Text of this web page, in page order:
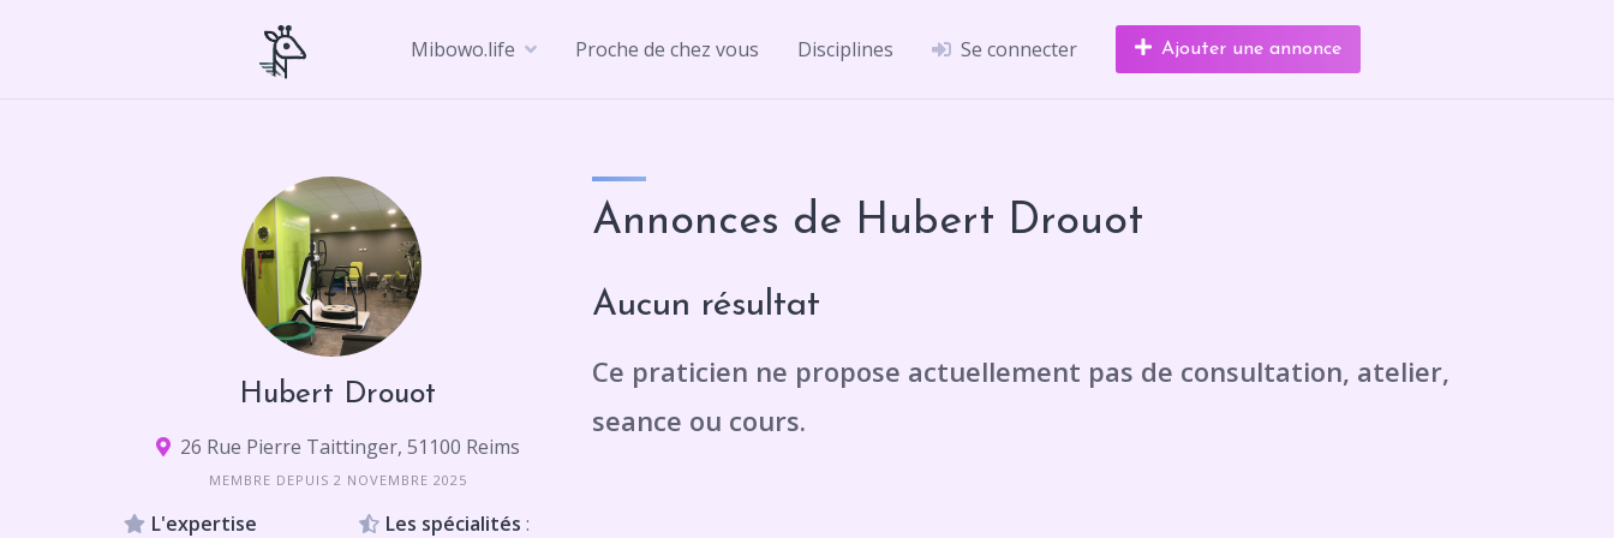
Mibowo.life Proche de chez vous Disciplines Se connecter Ajouter une annonce
Hubert Drouot
26 Rue Pierre Taittinger, 51100 Reims
MEMBRE DEPUIS 2 NOVEMBRE 2025
L'expertise Les spécialités :
Annonces de Hubert Drouot
Aucun résultat